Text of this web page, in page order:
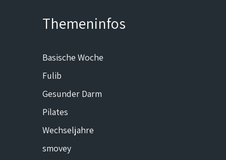
Themeninfos
Basische Woche
Fulib
Gesunder Darm
Pilates
Wechseljahre
smovey